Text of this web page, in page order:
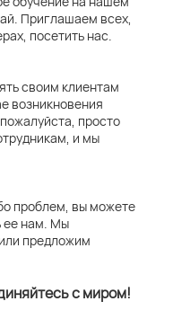
Приглашаем всех,
посетить нас.
своим клиентам
возникновения
просто
и мы
проблем, вы можете
ее нам. Мы
предложим
с миром!